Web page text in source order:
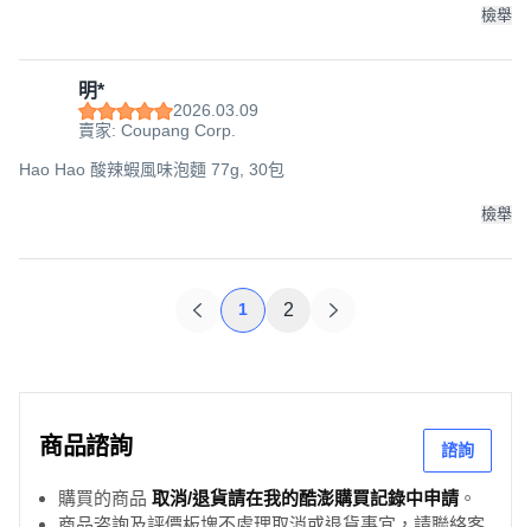
檢舉
明*
2026.03.09
賣家: Coupang Corp.
Hao Hao 酸辣蝦風味泡麵 77g, 30包
檢舉
1 2
商品諮詢 諮詢
購買的商品 取消/退貨請在我的酷澎購買記錄中申請 。